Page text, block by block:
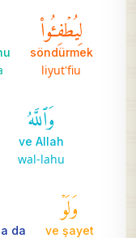
لِيُطۡفِـُٔواْ
söndürmek
liyut'fiu
وَٱللَّهُ
ve Allah
wal-lahu
وَلَوۡ
ve şayet
da